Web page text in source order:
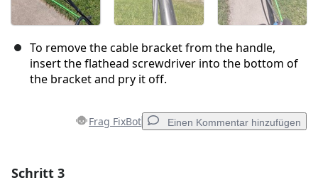
To remove the cable bracket from the handle,
insert the flathead screwdriver into the bottom of
the bracket and pry it off.
Frag FixBot Einen Kommentar hinzufügen
Schritt 3